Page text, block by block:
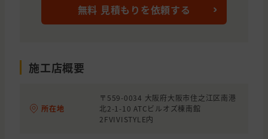
無料 見積もりを依頼する
施工店概要
所在地
〒559-0034 大阪府大阪市住之江区南港
北2-1-10 ATCビルオズ棟南館
2FVIVISTYLE内